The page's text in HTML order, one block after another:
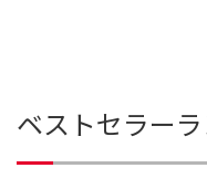
ベストセラー